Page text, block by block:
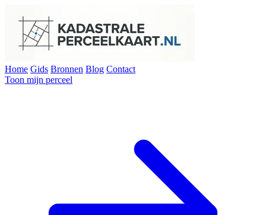
Home Gids Bronnen Blog Contact
Toon mijn perceel